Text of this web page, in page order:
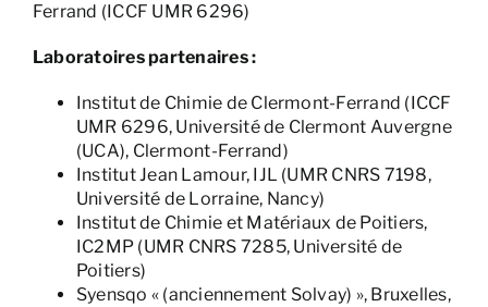
Ferrand (ICCF UMR 6296)
Laboratoires partenaires :
Institut de Chimie de Clermont-Ferrand (ICCF
UMR 6296, Université de Clermont Auvergne
(UCA), Clermont-Ferrand)
Institut Jean Lamour, IJL (UMR CNRS 7198,
Université de Lorraine, Nancy)
Institut de Chimie et Matériaux de Poitiers,
IC2MP (UMR CNRS 7285, Université de
Poitiers)
Syensqo « (anciennement Solvay) », Bruxelles,